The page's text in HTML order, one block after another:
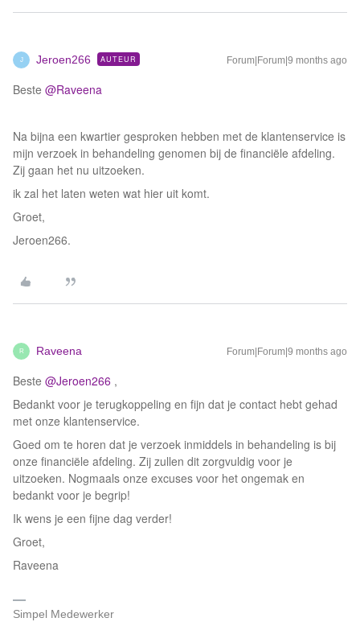
J Jeroen266 AUTEUR Forum|Forum|9 months ago
Beste ​ @Raveena
Na bijna een kwartier gesproken hebben met de klantenservice is
mijn verzoek in behandeling genomen bij de financiële afdeling.
Zij gaan het nu uitzoeken.
ik zal het laten weten wat hier uit komt.
Groet,
Jeroen266.
R Raveena Forum|Forum|9 months ago
Beste ​ @Jeroen266 ,
Bedankt voor je terugkoppeling en fijn dat je contact hebt gehad
met onze klantenservice.
Goed om te horen dat je verzoek inmiddels in behandeling is bij
onze financiële afdeling. Zij zullen dit zorgvuldig voor je
uitzoeken. Nogmaals onze excuses voor het ongemak en
bedankt voor je begrip!
Ik wens je een fijne dag verder!
Groet,
Raveena
Simpel Medewerker